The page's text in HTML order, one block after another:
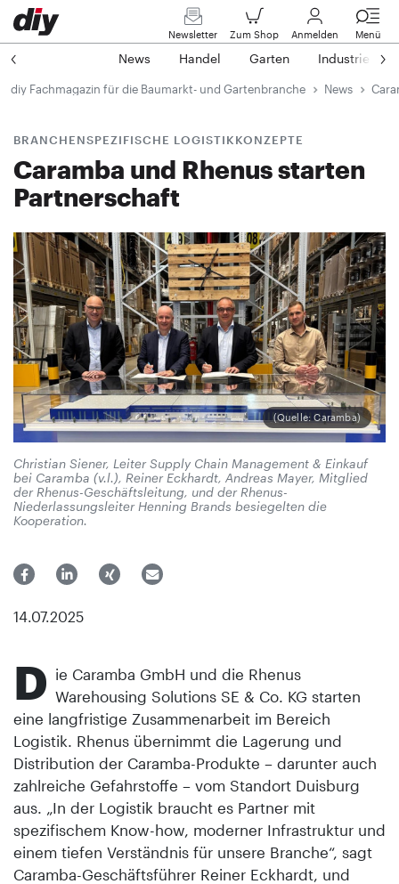
Newsletter Zum Shop Anmelden Menü
News Handel Garten Industrie
diy Fachmagazin für die Baumarkt- und Gartenbranche News
BRANCHENSPEZIFISCHE LOGISTIKKONZEPTE
Caramba und Rhenus starten
Partnerschaft
(Quelle: Caramba)
Christian Siener, Leiter Supply Chain Management & Einkauf
bei Caramba (v.l.), Reiner Eckhardt, Andreas Mayer, Mitglied
der Rhenus-Geschäftsleitung, und der Rhenus-
Niederlassungsleiter Henning Brands besiegelten die
Kooperation.
14.07.2025
D ie Caramba GmbH und die Rhenus
Warehousing Solutions SE & Co. KG starten
eine langfristige Zusammenarbeit im Bereich
Logistik. Rhenus übernimmt die Lagerung und
Distribution der Caramba-Produkte – darunter auch
zahlreiche Gefahrstoffe – vom Standort Duisburg
aus. „In der Logistik braucht es Partner mit
spezifischem Know-how, moderner Infrastruktur und
einem tiefen Verständnis für unsere Branche“, sagt
Caramba-Geschäftsführer Reiner Eckhardt, und